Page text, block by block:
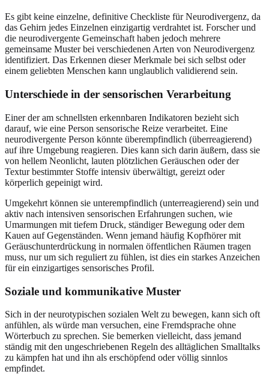
Es gibt keine einzelne, definitive Checkliste für Neurodivergenz, da
das Gehirn jedes Einzelnen einzigartig verdrahtet ist. Forscher und
die neurodivergente Gemeinschaft haben jedoch mehrere
gemeinsame Muster bei verschiedenen Arten von Neurodivergenz
identifiziert. Das Erkennen dieser Merkmale bei sich selbst oder
einem geliebten Menschen kann unglaublich validierend sein.
Unterschiede in der sensorischen Verarbeitung
Einer der am schnellsten erkennbaren Indikatoren bezieht sich
darauf, wie eine Person sensorische Reize verarbeitet. Eine
neurodivergente Person könnte überempfindlich (überreagierend)
auf ihre Umgebung reagieren. Dies kann sich darin äußern, dass sie
von hellem Neonlicht, lauten plötzlichen Geräuschen oder der
Textur bestimmter Stoffe intensiv überwältigt, gereizt oder
körperlich gepeinigt wird.
Umgekehrt können sie unterempfindlich (unterreagierend) sein und
aktiv nach intensiven sensorischen Erfahrungen suchen, wie
Umarmungen mit tiefem Druck, ständiger Bewegung oder dem
Kauen auf Gegenständen. Wenn jemand häufig Kopfhörer mit
Geräuschunterdrückung in normalen öffentlichen Räumen tragen
muss, nur um sich reguliert zu fühlen, ist dies ein starkes Anzeichen
für ein einzigartiges sensorisches Profil.
Soziale und kommunikative Muster
Sich in der neurotypischen sozialen Welt zu bewegen, kann sich oft
anfühlen, als würde man versuchen, eine Fremdsprache ohne
Wörterbuch zu sprechen. Sie bemerken vielleicht, dass jemand
ständig mit den ungeschriebenen Regeln des alltäglichen Smalltalks
zu kämpfen hat und ihn als erschöpfend oder völlig sinnlos
empfindet.